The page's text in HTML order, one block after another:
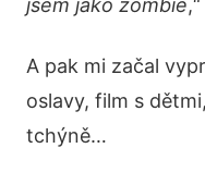
jsem jako zombie
A pak mi začal
oslavy, film s
tchýně…